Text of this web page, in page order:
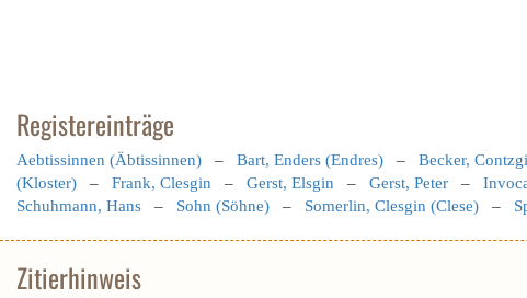
Registereinträge
Aebtissinnen (Äbtissinnen) – Bart, Enders (Endres) – Becker,
(Kloster) – Frank, Clesgin – Gerst, Elsgin – Gerst, Peter –
Schuhmann, Hans – Sohn (Söhne) – Somerlin, Clesgin (Clese) –
Zitierhinweis